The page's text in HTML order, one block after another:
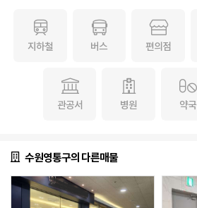
지하철 버스 편의점
관공서 병원 약국
수원영통구의 다른매물